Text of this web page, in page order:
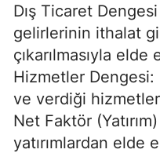
Dış Ticaret
gelirlerinin ithalat
çıkarılmasıyla elde
Hizmetler Dengesi:
ve verdiği
Net Faktör
yatırımlardan elde